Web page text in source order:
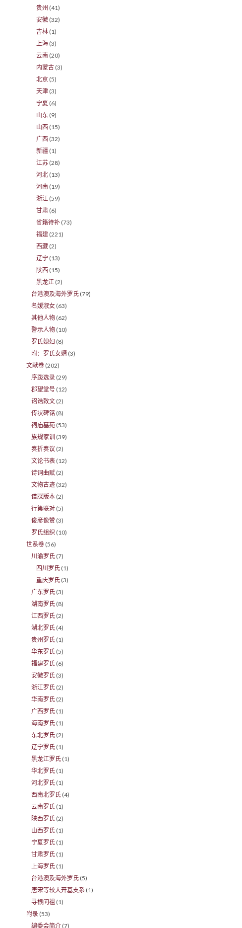
贵州 (41)
安徽 (32)
吉林 (1)
上海 (3)
云南 (20)
内蒙古 (3)
北京 (5)
天津 (3)
宁夏 (6)
山东 (9)
山西 (15)
广西 (32)
新疆 (1)
江苏 (28)
河北 (13)
河南 (19)
浙江 (59)
甘肃 (6)
省籍待补 (73)
福建 (221)
西藏 (2)
辽宁 (13)
陕西 (15)
黑龙江 (2)
台港澳及海外罗氏 (79)
名嫒淑女 (63)
其他人物 (62)
警示人物 (10)
罗氏媳妇 (8)
附：罗氏女婿 (3)
文献卷 (202)
序跋选录 (29)
郡望堂号 (12)
诏诰敕文 (2)
传状碑铭 (8)
祠庙墓苑 (53)
族规家训 (39)
奏折奏议 (2)
文论书表 (12)
诗词曲赋 (2)
文物古迹 (32)
谱牒版本 (2)
行第联对 (5)
俊彦像赞 (3)
罗氏组织 (10)
世系卷 (56)
川渝罗氏 (7)
四川罗氏 (1)
重庆罗氏 (3)
广东罗氏 (3)
湖南罗氏 (8)
江西罗氏 (2)
湖北罗氏 (4)
贵州罗氏 (1)
华东罗氏 (5)
福建罗氏 (6)
安徽罗氏 (3)
浙江罗氏 (2)
华南罗氏 (2)
广西罗氏 (1)
海南罗氏 (1)
东北罗氏 (2)
辽宁罗氏 (1)
黑龙江罗氏 (1)
华北罗氏 (1)
河北罗氏 (1)
西南北罗氏 (4)
云南罗氏 (1)
陕西罗氏 (2)
山西罗氏 (1)
宁夏罗氏 (1)
甘肃罗氏 (1)
上海罗氏 (1)
台港澳及海外罗氏 (5)
唐宋等较大开基支系 (1)
寻根问祖 (1)
附录 (53)
编委会简介 (7)